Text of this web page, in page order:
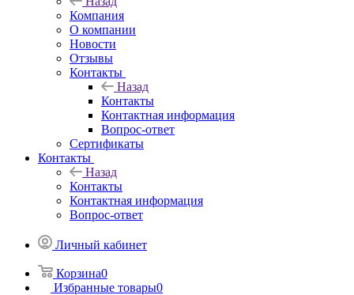
Компания
О компании
Новости
Отзывы
Контакты
Назад
Контакты
Контактная информация
Вопрос-ответ
Сертификаты
Контакты
Назад
Контакты
Контактная информация
Вопрос-ответ
Личный кабинет
Корзина0
Избранные товары0